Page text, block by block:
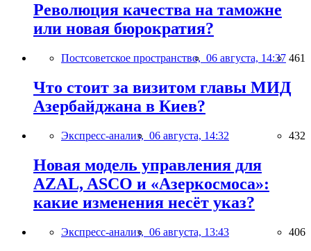
Революция качества на таможне
или новая бюрократия?
Постсоветское пространство, 06 августа, 14:37 461
Что стоит за визитом главы МИД
Азербайджана в Киев?
Экспресс-анализ, 06 августа, 14:32 432
Новая модель управления для
AZAL, ASCO и «Азеркосмоса»:
какие изменения несёт указ?
Экспресс-анализ, 06 августа, 13:43 406